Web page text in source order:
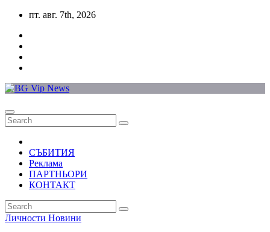
Skip
content
пт. авг. 7th, 2026
СЪБИТИЯ
Реклама
ПАРТНЬОРИ
КОНТАКТ
Личности Новини